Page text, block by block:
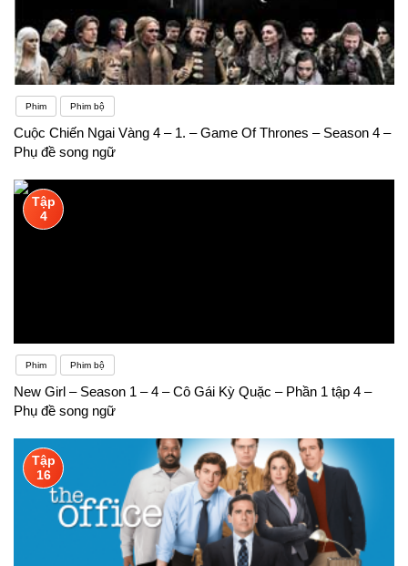
Phim Phim bộ
Cuộc Chiến Ngai Vàng 4 – 1. – Game Of Thrones – Season 4 –
Phụ đề song ngữ
Tập
4
Phim Phim bộ
New Girl – Season 1 – 4 – Cô Gái Kỳ Quặc – Phần 1 tập 4 –
Phụ đề song ngữ
Tập
16